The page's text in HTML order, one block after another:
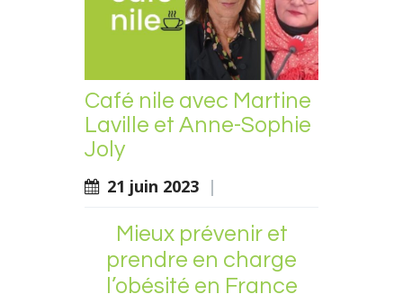
Café nile avec Martine
Laville et Anne-Sophie
Joly
21 juin 2023 |
Mieux prévenir et
prendre en charge
l’obésité en France